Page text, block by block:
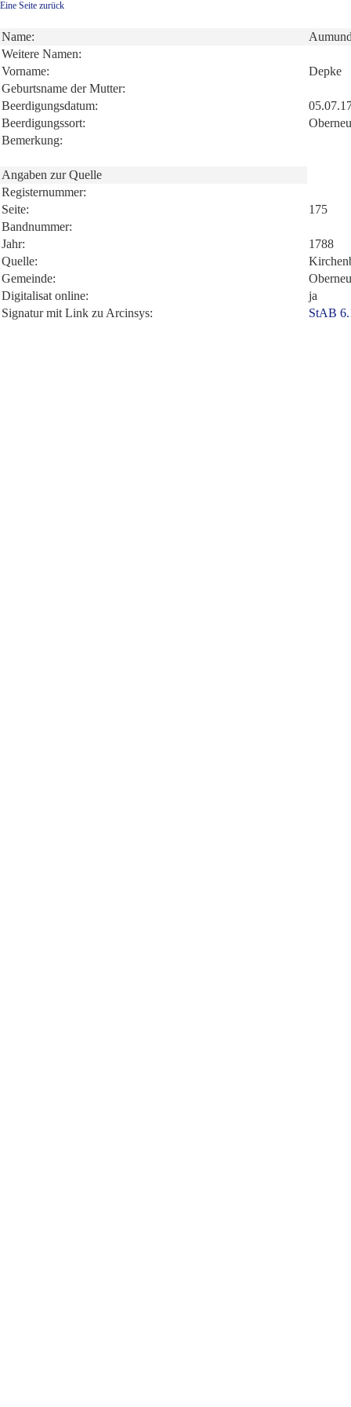
Eine Seite zurück
Name:
Weitere Namen:
Vorname:
Depke
Geburtsname der Mutter:
Beerdigungsdatum:
Beerdigungssort:
Bemerkung:
Angaben zur Quelle
Registernummer:
Seite:
175
Bandnummer:
Jahr:
1788
Quelle:
Gemeinde:
Digitalisat online:
ja
Signatur mit Link zu Arcinsys:
StAB